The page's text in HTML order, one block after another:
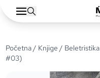
Početna/ Knjige / Beletristika
#03)